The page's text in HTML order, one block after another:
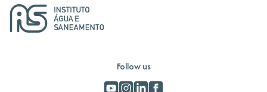
Follow us